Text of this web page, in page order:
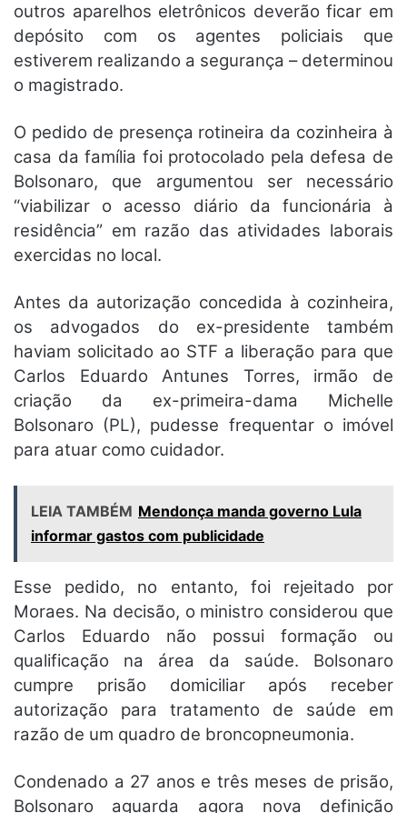
outros aparelhos eletrônicos deverão ficar em
depósito com os agentes policiais que
estiverem realizando a segurança – determinou
o magistrado.
O pedido de presença rotineira da cozinheira à
casa da família foi protocolado pela defesa de
Bolsonaro, que argumentou ser necessário
“viabilizar o acesso diário da funcionária à
residência” em razão das atividades laborais
exercidas no local.
Antes da autorização concedida à cozinheira,
os advogados do ex-presidente também
haviam solicitado ao STF a liberação para que
Carlos Eduardo Antunes Torres, irmão de
criação da ex-primeira-dama Michelle
Bolsonaro (PL), pudesse frequentar o imóvel
para atuar como cuidador.
LEIA TAMBÉM Mendonça manda governo Lula
informar gastos com publicidade
Esse pedido, no entanto, foi rejeitado por
Moraes. Na decisão, o ministro considerou que
Carlos Eduardo não possui formação ou
qualificação na área da saúde. Bolsonaro
cumpre prisão domiciliar após receber
autorização para tratamento de saúde em
razão de um quadro de broncopneumonia.
Condenado a 27 anos e três meses de prisão,
Bolsonaro aguarda agora nova definição